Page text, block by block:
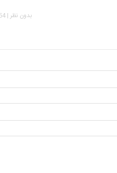
بدون نظر | 3,254 بازدید